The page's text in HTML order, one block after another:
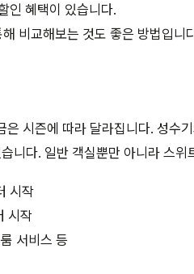
인 혜택이 있습니다.
비교해보는 것도 좋은 방법입니
은 시즌에 따라 달라집니다. 성수
니다. 일반 객실뿐만 아니라 스
시작
시작
서비스 등